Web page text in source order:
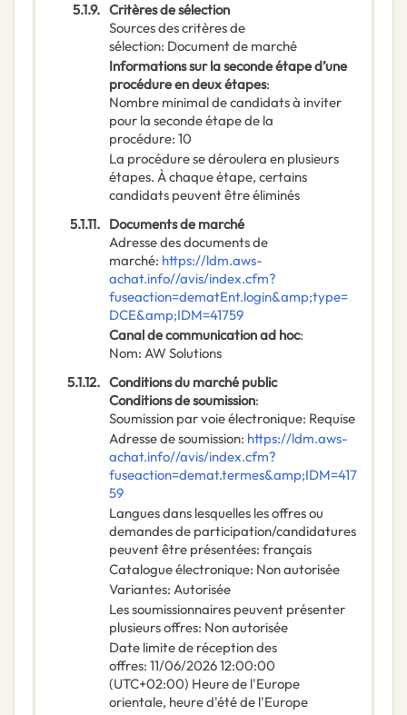
5.1.9. Critères de sélection
Sources des critères de
sélection: Document de marché
Informations sur la seconde étape d’une
procédure en deux étapes:
Nombre minimal de candidats à inviter
pour la seconde étape de la
procédure: 10
La procédure se déroulera en plusieurs
étapes. À chaque étape, certains
candidats peuvent être éliminés
5.1.11. Documents de marché
Adresse des documents de
marché: https://ldm.aws-
achat.info//avis/index.cfm?
fuseaction=dematEnt.login&amp;type=
DCE&amp;IDM=41759
Canal de communication ad hoc:
Nom: AW Solutions
5.1.12. Conditions du marché public
Conditions de soumission:
Soumission par voie électronique: Requise
Adresse de soumission: https://ldm.aws-
achat.info//avis/index.cfm?
fuseaction=demat.termes&amp;IDM=417
59
Langues dans lesquelles les offres ou
demandes de participation/candidatures
peuvent être présentées: français
Catalogue électronique: Non autorisée
Variantes: Autorisée
Les soumissionnaires peuvent présenter
plusieurs offres: Non autorisée
Date limite de réception des
offres: 11/06/202612:00:00
(UTC+02:00) Heure de l'Europe
orientale, heure d'été de l'Europe